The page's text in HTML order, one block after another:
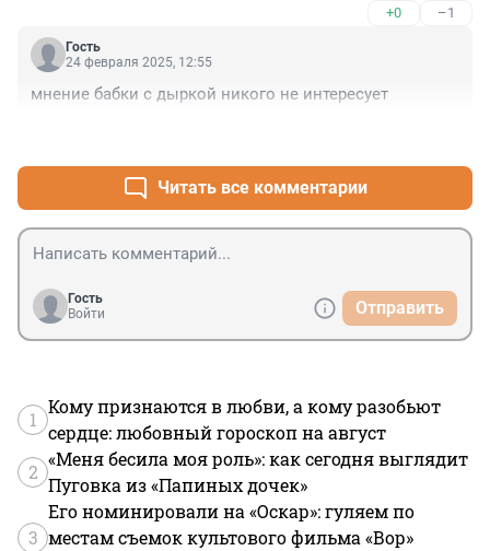
+0 –1
Гость
24 февраля 2025, 12:55
мнение бабки с дыркой никого не интересует
Читать все комментарии
Гость
Войти
Отправить
1
Кому признаются в любви, а кому разобьют
сердце: любовный гороскоп на август
2
«Меня бесила моя роль»: как сегодня выглядит
Пуговка из «Папиных дочек»
3
Его номинировали на «Оскар»: гуляем по
местам съемок культового фильма «Вор»